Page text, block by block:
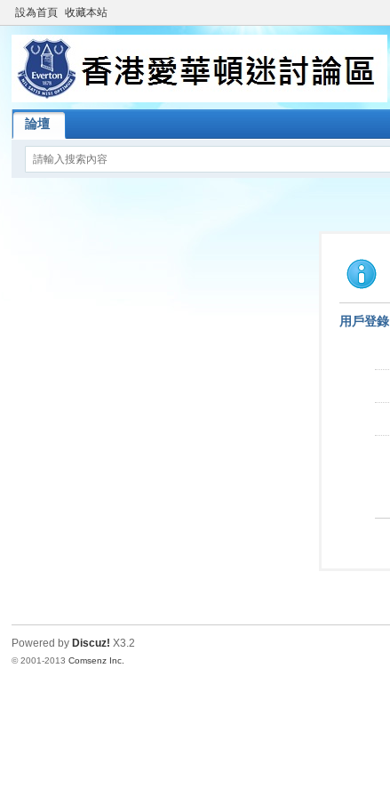
設為首頁 收藏本站
論壇
用戶登錄
Powered by Discuz! X3.2
© 2001-2013Comsenz Inc.